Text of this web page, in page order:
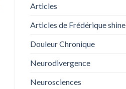
Articles
Articles de Frédérique shine
Douleur Chronique
Neurodivergence
Neurosciences